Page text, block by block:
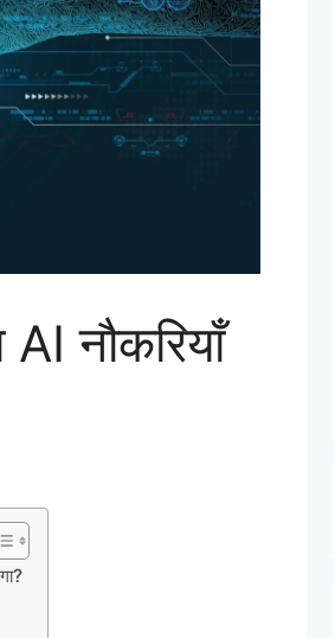
नौकरियाँ